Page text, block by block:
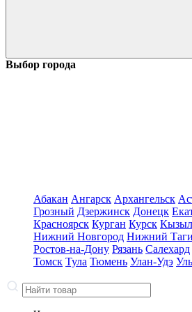
Выбор города
Абакан Ангарск Архангельск
Грозный Дзержинск Донецк
Красноярск Курган Курск Кызыл
Нижний Новгород Нижний
Ростов-на-Дону Рязань Салехард
Томск Тула Тюмень Улан-Удэ